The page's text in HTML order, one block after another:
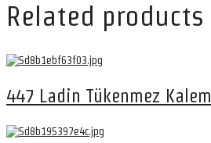
Related products
447 Ladin Tükenmez Kalem